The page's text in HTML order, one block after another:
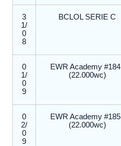
3
1/
0
8
BCLOL SERIE C
0
1/
0
9
EWR Academy #184 |
(22.000wc)
0
2/
0
9
EWR Academy #185 |
(22.000wc)